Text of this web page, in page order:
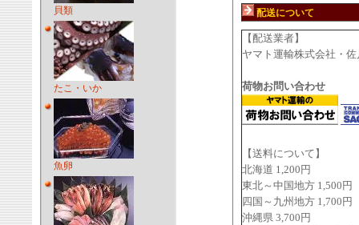
貝類
たこ・いか
魚卵
配送について
【配送業者】
ヤマト運輸株式会社・
荷物お問い合わせ
【送料について】
北海道 1,200円
東北～中国地方 1,500円
四国～九州地方 1,700円
沖縄県 3,700円